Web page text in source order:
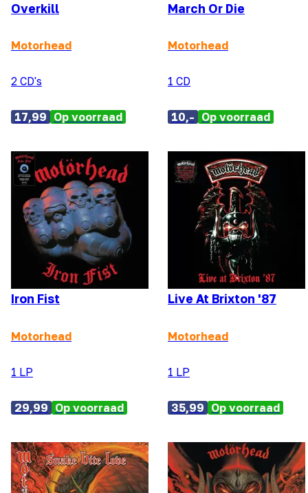
Overkill
Motorhead
2 CD's
17,99 Op voorraad
March Or Die
Motorhead
1 CD
10,- Op voorraad
Iron Fist
Motorhead
1 LP
29,99 Op voorraad
Live At Brixton '87
Motorhead
1 LP
35,99 Op voorraad